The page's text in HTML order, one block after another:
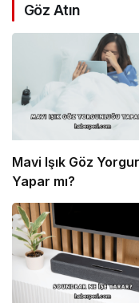
Göz Atın
Mavi Işık Göz
Yapar mı?